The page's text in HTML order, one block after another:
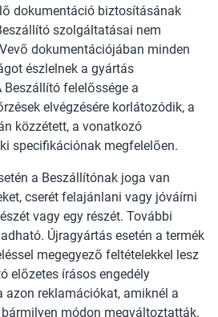
dokumentáció biztosításának
szolgáltatásai nem
dokumentációjában minden
észlelnek a gyártás
Beszállító felelőssége a
elvégzésére korlátozódik, a
közzétett, a vonatkozó
specifikációnak megfelelően.
a Beszállítónak joga van
cserét felajánlani vagy jóváírni
vagy egy részét. További
Újragyártás esetén a termék
megegyező feltételekkel lesz
előzetes írásos engedély
azon reklamációkat, amiknél a
módon megváltoztatták.